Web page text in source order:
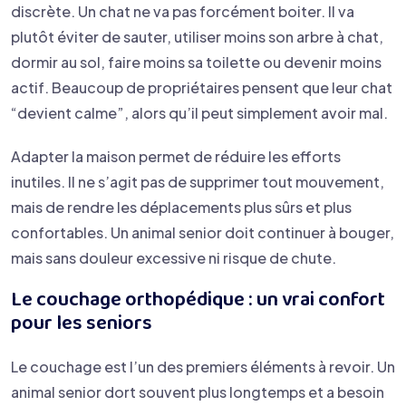
discrète. Un chat ne va pas forcément boiter. Il va
plutôt éviter de sauter, utiliser moins son arbre à chat,
dormir au sol, faire moins sa toilette ou devenir moins
actif. Beaucoup de propriétaires pensent que leur chat
“devient calme”, alors qu’il peut simplement avoir mal.
Adapter la maison permet de réduire les efforts
inutiles. Il ne s’agit pas de supprimer tout mouvement,
mais de rendre les déplacements plus sûrs et plus
confortables. Un animal senior doit continuer à bouger,
mais sans douleur excessive ni risque de chute.
Le couchage orthopédique : un vrai confort
pour les seniors
Le couchage est l’un des premiers éléments à revoir. Un
animal senior dort souvent plus longtemps et a besoin